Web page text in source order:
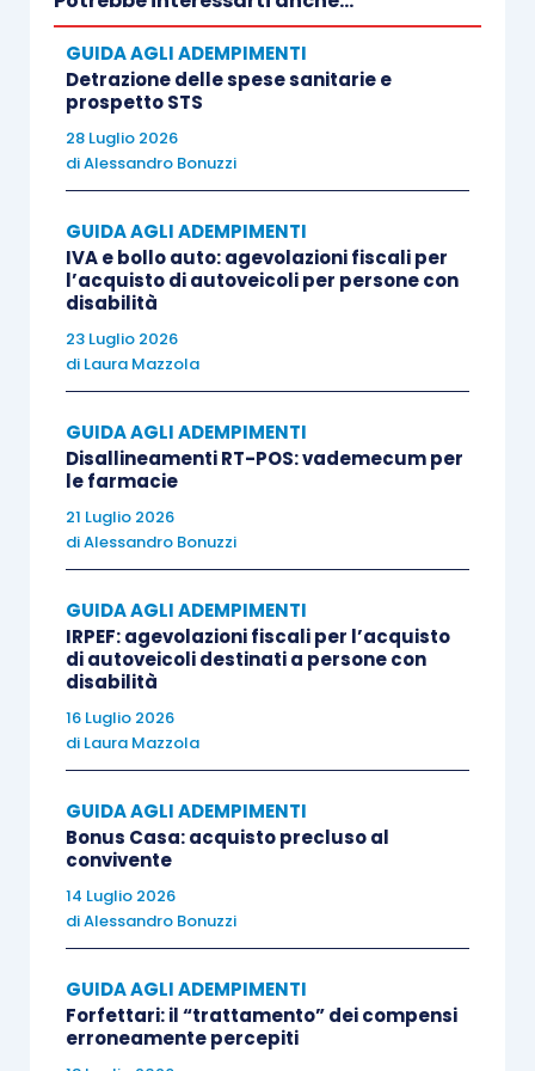
le seguenti immobilizzazioni materiali:
impianti e macchinari (voce B.II.2);
attrezzature industriali e commerciali
(voce B.II.3);
altri beni (voce B.II.4);
le seguenti immobilizzazioni immateriali:
costi di impianto e ampiamento (voce
costi di sviluppo (voce B.I.2);
diritti di brevetto e di utilizzazione di
opere d’ingegno (voce B.I.3);
concessioni, licenze, marchi e simili (voce
B.I.4);
avviamento(voce B.I.5).
Ilvaloredei beni d’impresa patrimoniali va
assunto sulla base dell’
Tuir, quindi allordo delle quote di ammortamento
senza che rilevi la deducibilità
delle quote di ammortamento stesse.
Quindi, va assunto il valore al costo anche
per iveicoli a motore(auto aziendali) e i
fabbricati;
conragguaglio ai giorni di possesso.
GUIDA AGLI ADEMPIMENTI
Detrazione delle spese sanitarie e
prospetto STS
28 Luglio 2026
diAlessandro Bonuzzi
GUIDA AGLI ADEMPIMENTI
IVA e bollo auto: agevolazioni fiscali per
l’acquisto di autoveicoli per persone con
disabilità
23 Luglio 2026
di Laura Mazzola
GUIDA AGLI ADEMPIMENTI
Disallineamenti RT-POS: vademecum per
le farmacie
21 Luglio 2026
diAlessandro Bonuzzi
GUIDA AGLI ADEMPIMENTI
IRPEF: agevolazioni fiscali per l’acquisto
di autoveicoli destinati a persone con
disabilità
16 Luglio 2026
di Laura Mazzola
GUIDA AGLI ADEMPIMENTI
Bonus Casa: acquisto precluso al
convivente
14 Luglio 2026
diAlessandro Bonuzzi
GUIDA AGLI ADEMPIMENTI
Forfettari: il “trattamento” dei compensi
erroneamente percepiti